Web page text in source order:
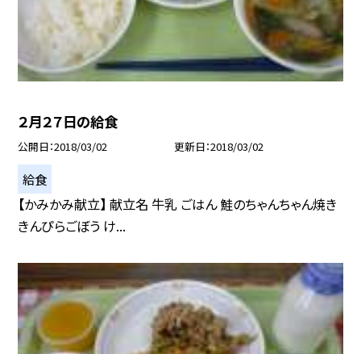
２月２７日の給食
公開日 2018/03/02 更新日 2018/03/02
給食
【かみかみ献立】 献立名 牛乳 ごはん 鮭のちゃんちゃん焼き
きんぴらごぼう け...